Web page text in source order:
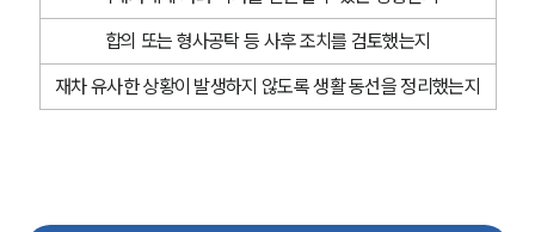
합의 또는 형사공탁 등 사후 조치를 검토했는지
재차 유사한 상황이 발생하지 않도록 생활 동선을 정리했는지